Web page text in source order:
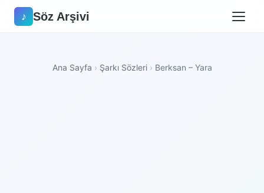
♪ Söz Arşivi
Ana Sayfa › Şarkı Sözleri › Berksan – Yara